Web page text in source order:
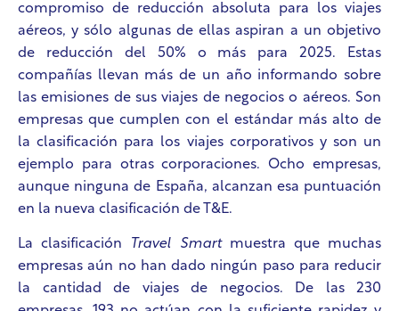
compromiso de reducción absoluta para los viajes
aéreos, y sólo algunas de ellas aspiran a un objetivo
de reducción del 50% o más para 2025. Estas
compañías llevan más de un año informando sobre
las emisiones de sus viajes de negocios o aéreos. Son
empresas que cumplen con el estándar más alto de
la clasificación para los viajes corporativos y son un
ejemplo para otras corporaciones. Ocho empresas,
aunque ninguna de España, alcanzan esa puntuación
en la nueva clasificación de T&E.
La clasificación Travel Smartmuestra que muchas
empresas aún no han dado ningún paso para reducir
la cantidad de viajes de negocios. De las 230